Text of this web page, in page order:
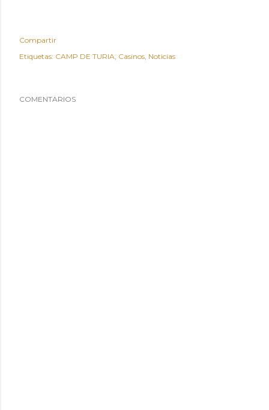
Compartir
Etiquetas: CAMP DE TURIA Casinos Noticias
COMENTARIOS